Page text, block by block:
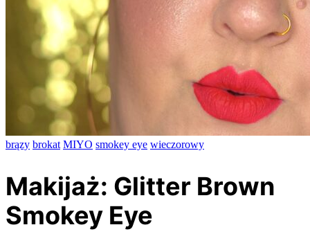
brązy brokat MIYO smokey eye wieczorowy
Makijaż: Glitter Brown
Smokey Eye